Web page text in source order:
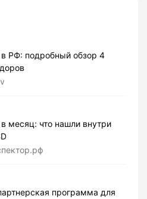
РФ: подробный обзор 4
месяц: что нашли внутри
программа для